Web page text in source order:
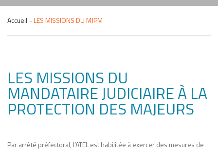
Accueil LES MISSIONS DU MJPM
LES MISSIONS DU
MANDATAIRE JUDICIAIRE À LA
PROTECTION DES MAJEURS
Par arrêté préfectoral, l’ATEL est habilitée à exercer des mesures de